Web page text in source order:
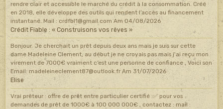
rendre clair et accessible le marché du crédit à la consommation. Créé
en 2018, elle développe des outils qui rendent l’accès au financement
instantané. Mail : crdfbl1@gmail.com Am 04/08/2026
Crédit Fiable : « Construisons vos rêves »
Bonjour. Je cherchait un prêt depuis deux ans mais je suis sur cette
dame Madeleine Clement, au début je ne croyais pas mais j'ai reçu mon
virement de 7000€ vraiment c’est une personne de confiance , Voici son
Email: madeleineclement87@outlook.fr Am 31/07/2026
Elise
Vrai prêteur : offre de prêt entre particulier certifié :✅ pour vos
demandes de prêt de 1000€ à 100 000 000€ , contactez : mail :